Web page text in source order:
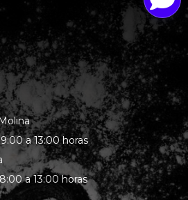
a 13:00 horas
a 13:00 horas